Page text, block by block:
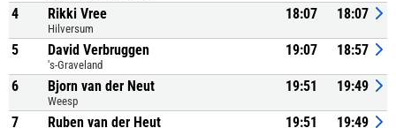
4 Rikki Vree
Hilversum
18:07 18:07
5 David Verbruggen
's-Graveland
19:07 18:57
6 Bjorn van der Neut
Weesp
19:51 19:49
7 Ruben van der Heut 19:51 19:49